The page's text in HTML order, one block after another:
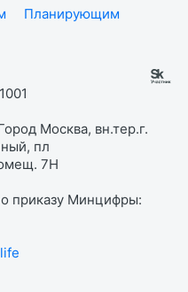
Планирующим
Москва, вн.тер.г.
пл
7Н
приказу Минцифры: